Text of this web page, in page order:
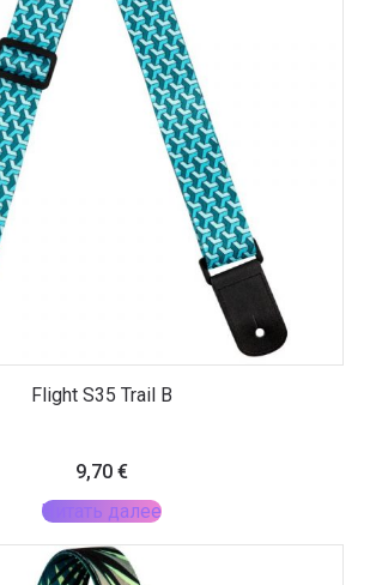
Flight S35 Trail B
9,70 €
Читать далее